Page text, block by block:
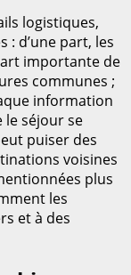
logistiques,
: d’une part, les
importante de
communes ;
information
séjour se
puiser des
voisines
plus
les
et à des